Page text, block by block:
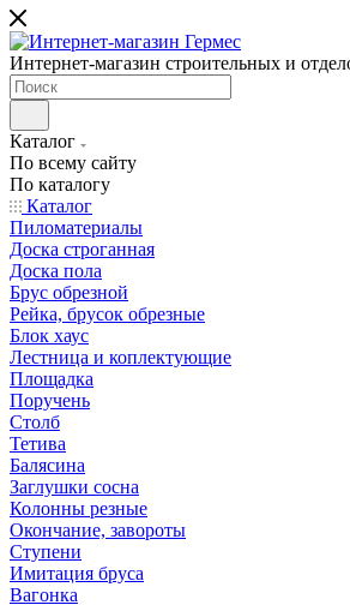
Интернет-магазин строительных и
Каталог
По всему сайту
По каталогу
Каталог
Пиломатериалы
Доска строганная
Доска пола
Брус обрезной
Рейка, брусок обрезные
Блок хаус
Лестница и коплектующие
Площадка
Поручень
Столб
Тетива
Балясина
Заглушки сосна
Колонны резные
Окончание, завороты
Ступени
Имитация бруса
Вагонка